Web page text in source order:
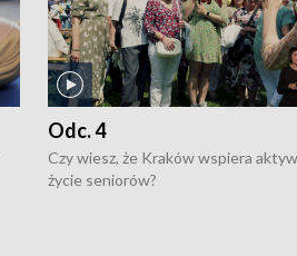
Odc. 4
Czy wiesz, że Kraków wspiera
życie seniorów?